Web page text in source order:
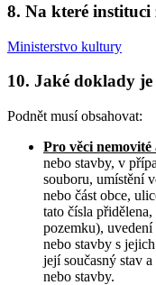
8. Na které
Ministerstvo kultury
10. Jaké doklady
Podnět musí obsahovat:
Pro věci nemovité
nebo stavby, v
souboru, umístění
nebo část obce,
tato čísla
pozemku),
nebo stavby s
její současný stav
nebo stavby.